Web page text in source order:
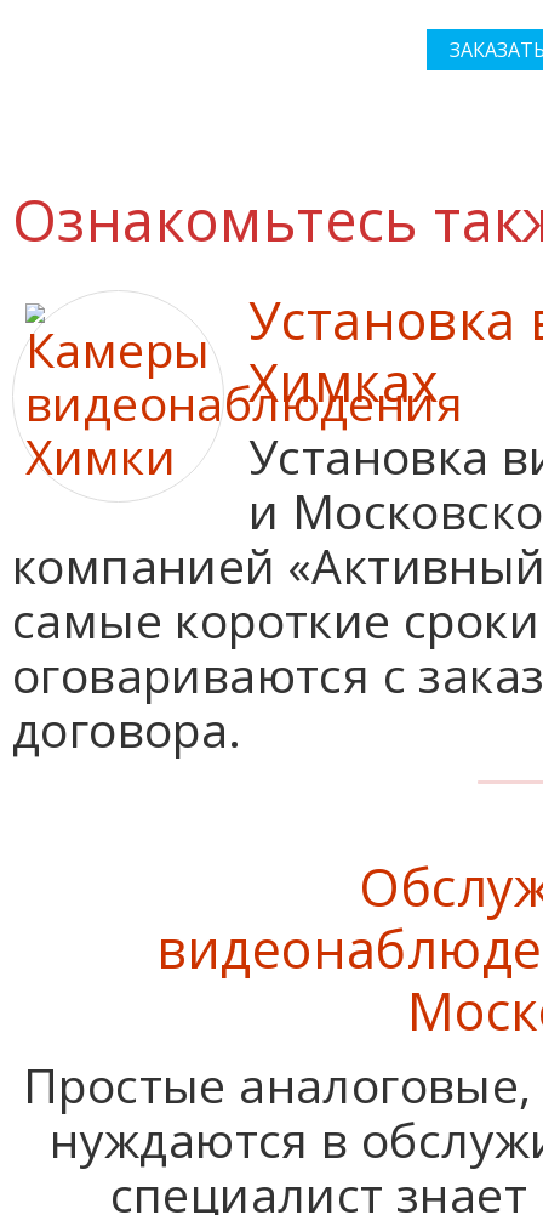
Ознакомьтесь
Химках
Установка
и
компанией
самые короткие
оговариваются с
договора.
Простые
нуждаются в
специалист